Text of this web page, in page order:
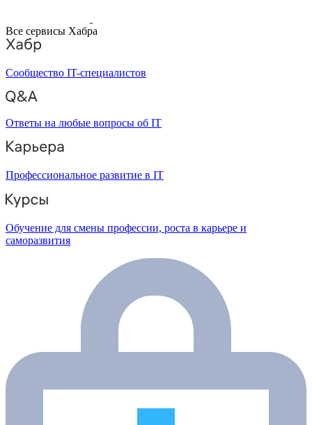
Все сервисы Хабра
Сообщество IT-специалистов
Ответы на любые вопросы об IT
Профессиональное развитие в IT
Обучение для смены профессии, роста в карьере и
саморазвития